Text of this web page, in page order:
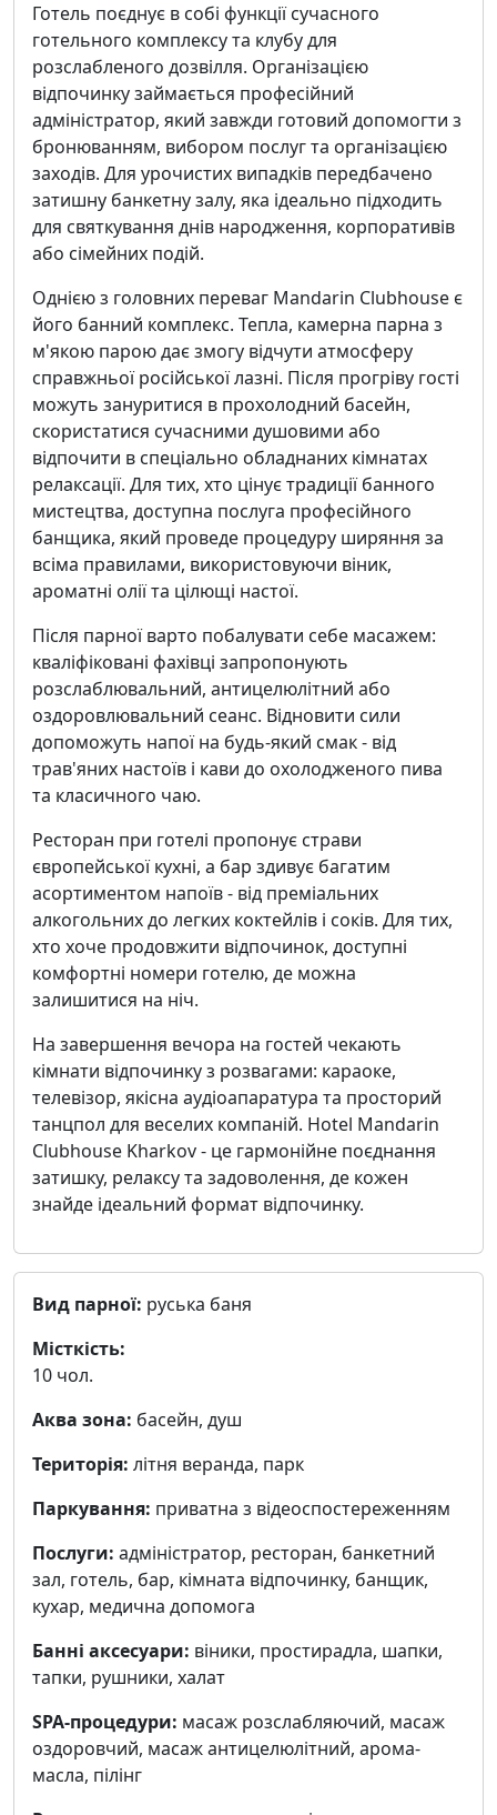
Готель поєднує в собі функції сучасного
готельного комплексу та клубу для
розслабленого дозвілля. Організацією
відпочинку займається професійний
адміністратор, який завжди готовий допомогти з
бронюванням, вибором послуг та організацією
заходів. Для урочистих випадків передбачено
затишну банкетну залу, яка ідеально підходить
для святкування днів народження, корпоративів
або сімейних подій.
Однією з головних переваг Mandarin Clubhouse є
його банний комплекс. Тепла, камерна парна з
м'якою парою дає змогу відчути атмосферу
справжньої російської лазні. Після прогріву гості
можуть зануритися в прохолодний басейн,
скористатися сучасними душовими або
відпочити в спеціально обладнаних кімнатах
релаксації. Для тих, хто цінує традиції банного
мистецтва, доступна послуга професійного
банщика, який проведе процедуру ширяння за
всіма правилами, використовуючи віник,
ароматні олії та цілющі настої.
Після парної варто побалувати себе масажем:
кваліфіковані фахівці запропонують
розслаблювальний, антицелюлітний або
оздоровлювальний сеанс. Відновити сили
допоможуть напої на будь-який смак - від
трав'яних настоїв і кави до охолодженого пива
та класичного чаю.
Ресторан при готелі пропонує страви
європейської кухні, а бар здивує багатим
асортиментом напоїв - від преміальних
алкогольних до легких коктейлів і соків. Для тих,
хто хоче продовжити відпочинок, доступні
комфортні номери готелю, де можна
залишитися на ніч.
На завершення вечора на гостей чекають
кімнати відпочинку з розвагами: караоке,
телевізор, якісна аудіоапаратура та просторий
танцпол для веселих компаній. Hotel Mandarin
Clubhouse Kharkov - це гармонійне поєднання
затишку, релаксу та задоволення, де кожен
знайде ідеальний формат відпочинку.
Вид парної: руська баня
Місткість:
10 чол.
Аква зона: басейн, душ
Територія: літня веранда, парк
Паркування: приватна з відеоспостереженням
Послуги: адміністратор, ресторан, банкетний
зал, готель, бар, кімната відпочинку, банщик,
кухар, медична допомога
Банні аксесуари: віники, простирадла, шапки,
тапки, рушники, халат
SPA-процедури: масаж розслабляючий, масаж
оздоровчий, масаж антицелюлітний, арома-
масла, пілінг